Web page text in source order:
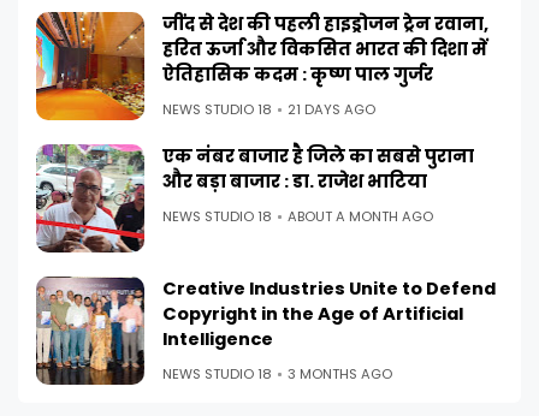
जींद से देश की पहली हाइड्रोजन ट्रेन रवाना,
हरित ऊर्जा और विकसित भारत की दिशा में
ऐतिहासिक कदम : कृष्ण पाल गुर्जर
NEWS STUDIO 18 21 DAYS AGO
एक नंबर बाजार है जिले का सबसे पुराना
और बड़ा बाजार : डा. राजेश भाटिया
NEWS STUDIO 18 ABOUT A MONTH AGO
Creative Industries Unite to Defend
Copyright in the Age of Artificial
Intelligence
NEWS STUDIO 18 3 MONTHS AGO